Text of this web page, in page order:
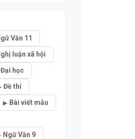
Văn 11
luận xã hội
Đại học
Đề thi
Bài viết mẫu
Ngữ Văn 9